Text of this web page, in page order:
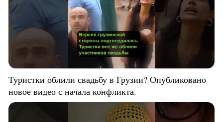
Туристки облили свадьбу в Грузии? Опубликовано
новое видео с начала конфликта.